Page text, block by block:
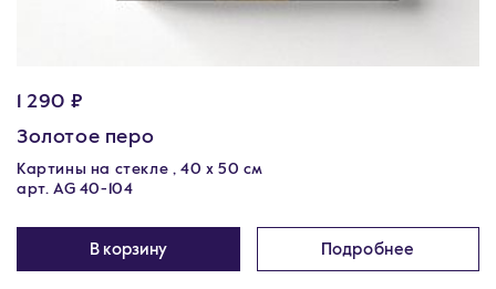
1 290 ₽
Золотое перо
Картины на стекле , 40 х 50 см
арт. AG 40-104
В корзину Подробнее